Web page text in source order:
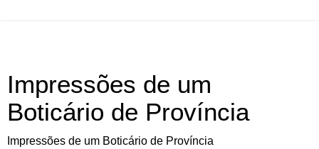
Impressões de um
Boticário de Província
Impressões de um Boticário de Província